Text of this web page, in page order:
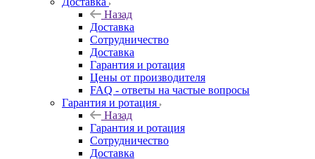
Назад
Доставка
Сотрудничество
Доставка
Гарантия и ротация
Цены от производителя
FAQ - ответы на частые вопросы
Гарантия и ротация
Назад
Гарантия и ротация
Сотрудничество
Доставка